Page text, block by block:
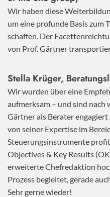
Wir haben diese
um eine profunde Basis zum
schaffen. Der
von Prof. Gärtner
Stella Krüger,
Wir wurden über eine
aufmerksam – und sind nach
Gärtner als Berater
von seiner Expertise im
Steuerungsinstrumente
Objectives & Key Results
erweiterte Chefredaktion
Prozess begleitet, gerade
Sehr gerne wieder!